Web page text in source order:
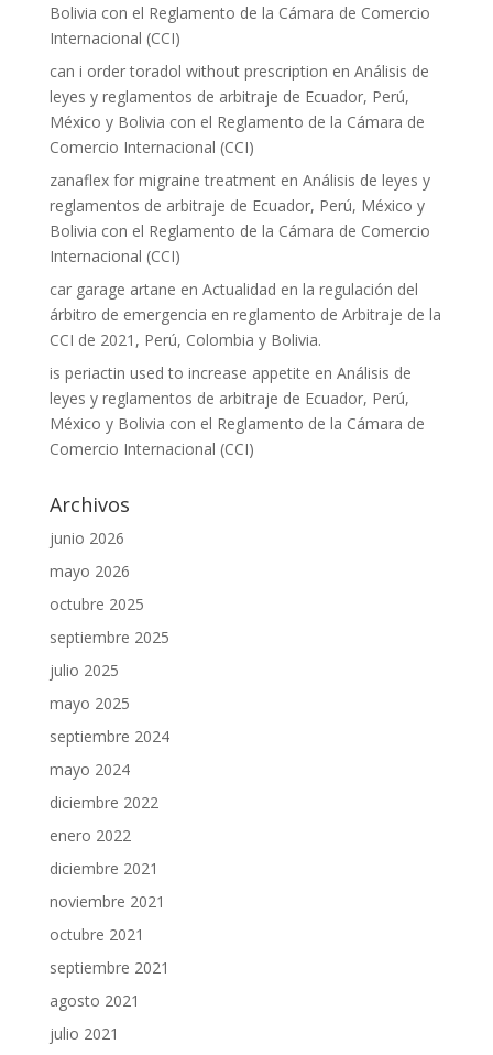
Bolivia con el Reglamento de la Cámara de Comercio
Internacional (CCI)
can i order toradol without prescription en Análisis de
leyes y reglamentos de arbitraje de Ecuador, Perú,
México y Bolivia con el Reglamento de la Cámara de
Comercio Internacional (CCI)
zanaflex for migraine treatmenten Análisis de leyes y
reglamentos de arbitraje de Ecuador, Perú, México y
Bolivia con el Reglamento de la Cámara de Comercio
Internacional (CCI)
car garage artane en Actualidad en la regulación del
árbitro de emergencia en reglamento de Arbitraje de la
CCI de 2021, Perú, Colombia y Bolivia.
is periactin used to increase appetite en Análisis de
leyes y reglamentos de arbitraje de Ecuador, Perú,
México y Bolivia con el Reglamento de la Cámara de
Comercio Internacional (CCI)
Archivos
junio 2026
mayo 2026
octubre 2025
septiembre 2025
julio 2025
mayo 2025
septiembre 2024
mayo 2024
diciembre 2022
enero 2022
diciembre 2021
noviembre 2021
octubre 2021
septiembre 2021
agosto 2021
julio 2021